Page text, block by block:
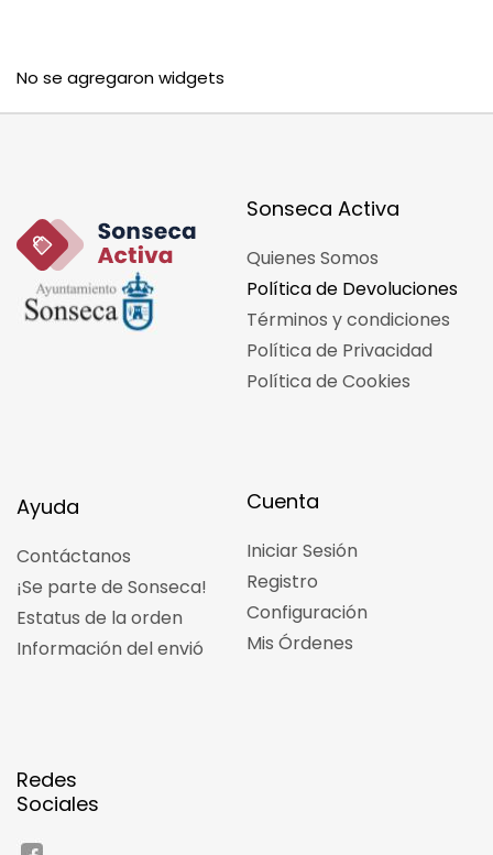
No se agregaron widgets
Sonseca Activa
Quienes Somos
Política de Devoluciones
Términos y condiciones
Política de Privacidad
Política de Cookies
Ayuda
Contáctanos
¡Se parte de Sonseca!
Estatus de la orden
Información del envió
Cuenta
Iniciar Sesión
Registro
Configuración
Mis Órdenes
Redes
Sociales